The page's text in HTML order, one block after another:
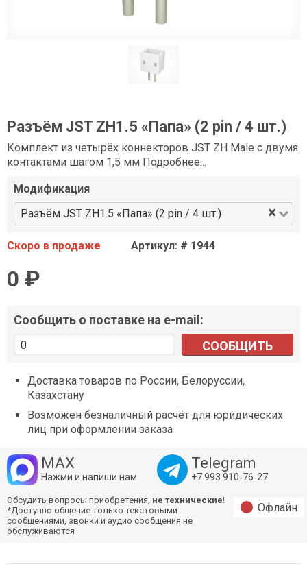
Разъём JST ZH1.5 «Папа» (2 pin / 4 шт.)
Комплект из четырёх коннекторов JST ZH Male с двумя
контактами шагом 1,5 мм Подробнее...
Модификация
Разъём JST ZH1.5 «Папа» (2 pin / 4 шт.)
×
Скоро в продаже Артикул: # 1944
0 ₽
Сообщить о поставке на e-mail:
СООБЩИТЬ
Доставка товаров по России, Белоруссии,
Казахстану
Возможен безналичный расчёт для юридических
лиц при оформлении заказа
MAX
Нажми и напиши нам
Telegram
+7 993 910‑76‑27
Обсудить вопросы приобретения, не технические!
*Доступно общение только текстовыми
сообщениями, звонки и аудио сообщения не
обслуживаются
Офлайн